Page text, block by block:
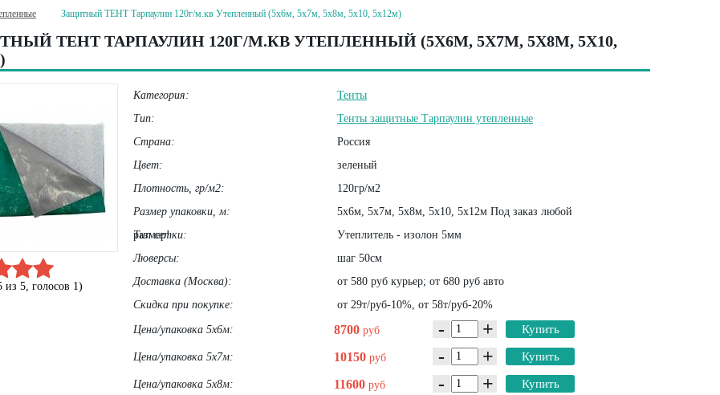
Защитный ТЕНТ Тарпаулин 120г/м.кв Утепленный (5х6м, 5х7м, 5х8м, 5х10, 5х12м)
ТЕНТ ТАРПАУЛИН 120Г/М.КВ УТЕПЛЕННЫЙ (5Х6М, 5Х7М, 5Х8М, 5Х10,
из 5, голосов 1)
Категория:
Тенты
Тип:
Тенты защитные Тарпаулин утепленные
Страна:
Россия
Цвет:
зеленый
Плотность, гр/м2:
120гр/м2
Размер упаковки, м:
5х6м, 5х7м, 5х8м, 5х10, 5х12м Под заказ любой
размер!
Тип сетки:
Утеплитель - изолон 5мм
Люверсы:
шаг 50см
Доставка (Москва):
от 580 руб курьер; от 680 руб авто
Скидка при покупке:
от 29т/руб-10%, от 58т/руб-20%
Цена/упаковка 5х6м: 8700 руб - + Купить
Цена/упаковка 5х7м: 10150 руб - + Купить
Цена/упаковка 5х8м: 11600 руб - + Купить